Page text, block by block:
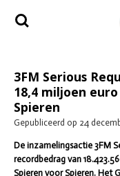
Ga
direct
3FM Serious
18,4 miljoen
Spieren
Gepubliceerd op 24
De inzamelingsactie 3FM
recordbedrag van
Spieren voor Spieren. Het